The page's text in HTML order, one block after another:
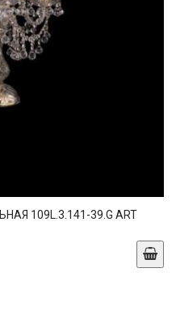
109L.3.141-39.G ART